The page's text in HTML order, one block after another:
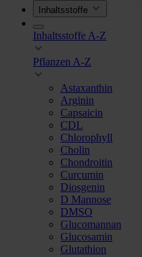
Inhaltsstoffe
Inhaltsstoffe A-Z
Pflanzen A-Z
Astaxanthin
Arginin
Capsaicin
CDL
Chlorophyll
Cholin
Chondroitin
Curcumin
Diosgenin
D Mannose
DMSO
Glucomannan
Glucosamin
Glutathion